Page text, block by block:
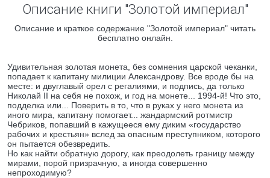
Описание книги "Золотой империал"
Описание и краткое содержание "Золотой империал" читать
бесплатно онлайн.
Удивительная золотая монета, без сомнения царской чеканки,
попадает к капитану милиции Александрову. Все вроде бы на
месте: и двуглавый орел с регалиями, и подпись, да только
Николай II на себя не похож, и год на монете... 1994-й! Что это,
подделка или... Поверить в то, что в руках у него монета из
иного мира, капитану помогает... жандармский ротмистр
Чебриков, попавший в кажущееся ему диким «государство
рабочих и крестьян» вслед за опасным преступником, которого
он пытается обезвредить.
Но как найти обратную дорогу, как преодолеть границу между
мирами, порой призрачную, а иногда совершенно
непроходимую?